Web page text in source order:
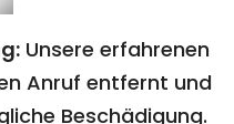
Unsere erfahrenen
Anruf entfernt und
Beschädigung.